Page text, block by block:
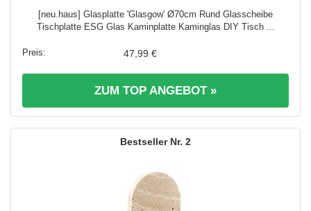
[neu.haus] Glasplatte 'Glasgow' Ø70cm Rund Glasscheibe
Tischplatte ESG Glas Kaminplatte Kaminglas DIY Tisch ...
47,99 €
ZUM TOP ANGEBOT »
2